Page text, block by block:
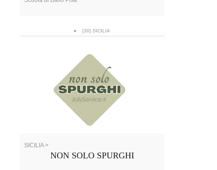
[30] SICILIA
SICILIA >
NON SOLO SPURGHI